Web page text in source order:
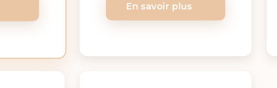
En savoir plus